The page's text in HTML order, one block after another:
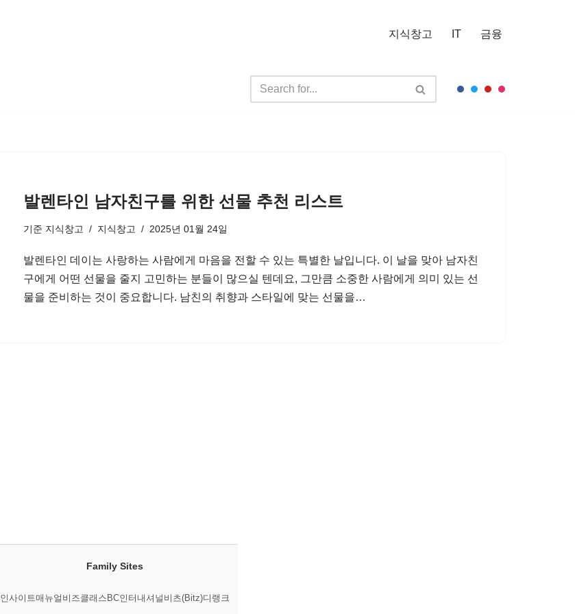
지식창고 IT 금융
발렌타인 남자친구를 위한 선물 추천 리스트
기준 지식창고 지식창고 2025년 01월 24일
발렌타인 데이는 사랑하는 사람에게 마음을 전할 수 있는 특별한 날입니다. 이 날을 맞아 남자친
구에게 어떤 선물을 줄지 고민하는 분들이 많으실 텐데요, 그만큼 소중한 사람에게 의미 있는 선
물을 준비하는 것이 중요합니다. 남친의 취향과 스타일에 맞는 선물을…
Family Sites
인사이트매뉴얼 비즈클래스 BC인터내셔널 비츠(Bitz)디랭크